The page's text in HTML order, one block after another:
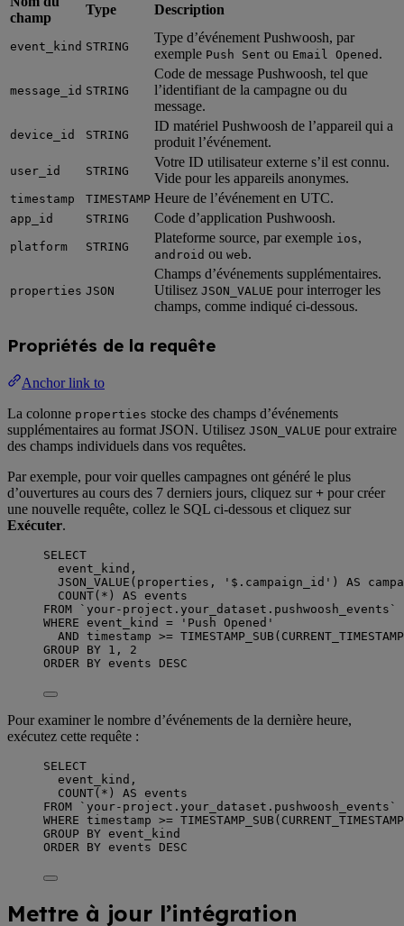
champ
Type Description
event_kind STRING
Type d’événement Pushwoosh, par
exemple Push Sent ou Email Opened .
message_id STRING
Code de message Pushwoosh, tel que
l’identifiant de la campagne ou du
message.
device_id STRING
ID matériel Pushwoosh de l’appareil qui a
produit l’événement.
user_id STRING
Votre ID utilisateur externe s’il est connu.
Vide pour les appareils anonymes.
timestamp TIMESTAMP Heure de l’événement en UTC.
app_id STRING Code d’application Pushwoosh.
platform STRING
Plateforme source, par exemple ios,
android ou web.
properties JSON
Champs d’événements supplémentaires.
Utilisez JSON_VALUE pour interroger les
champs, comme indiqué ci-dessous.
Propriétés de la requête
Anchor link to
La colonne properties stocke des champs d’événements
supplémentaires au format JSON. Utilisez JSON_VALUE pour extraire
des champs individuels dans vos requêtes.
Par exemple, pour voir quelles campagnes ont généré le plus
d’ouvertures au cours des 7 derniers jours, cliquez sur + pour créer
une nouvelle requête, collez le SQL ci-dessous et cliquez sur
Exécuter.
SELECT
event_kind,
JSON_VALUE (properties, ' $.campaign_id ' ) AS
COUNT( * ) AS events
FROM
` your-project.your_dataset.pushwoosh_events `
WHERE event_kind = ' Push Opened '
AND
timestamp >= TIMESTAMP_SUB( CURRENT_TIMESTAMP
GROUP BY 1 , 2
ORDER BY events DESC
Pour examiner le nombre d’événements de la dernière heure,
exécutez cette requête :
SELECT
event_kind,
COUNT( * ) AS events
FROM
` your-project.your_dataset.pushwoosh_events `
WHERE
timestamp >= TIMESTAMP_SUB( CURRENT_TIMESTAMP
GROUP BY event_kind
ORDER BY events DESC
Mettre à jour l’intégration